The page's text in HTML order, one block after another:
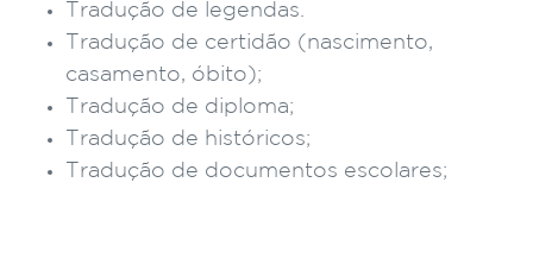
Tradução de legendas.
Tradução de certidão (nascimento,
casamento, óbito);
Tradução de diploma;
Tradução de históricos;
Tradução de documentos escolares;